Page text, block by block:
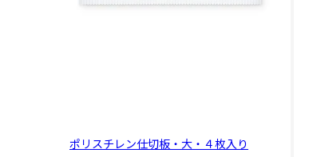
ポリスチレン仕切板・大・４枚入り